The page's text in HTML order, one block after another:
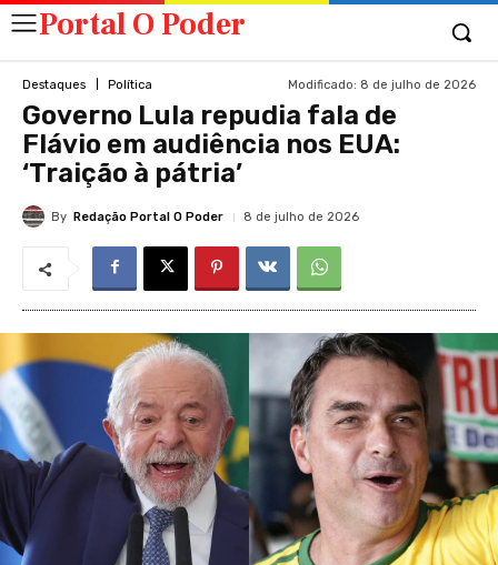
Portal O Poder
Destaques Política Modificado: 8 de julho de 2026
Governo Lula repudia fala de
Flávio em audiência nos EUA:
‘Traição à pátria’
By Redação Portal O Poder 8 de julho de 2026